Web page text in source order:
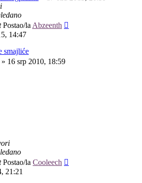
Postao/la Abzeenth
14:47
smajliće
» 16 srp 2010, 18:59
Postao/la Cooleech
21:21